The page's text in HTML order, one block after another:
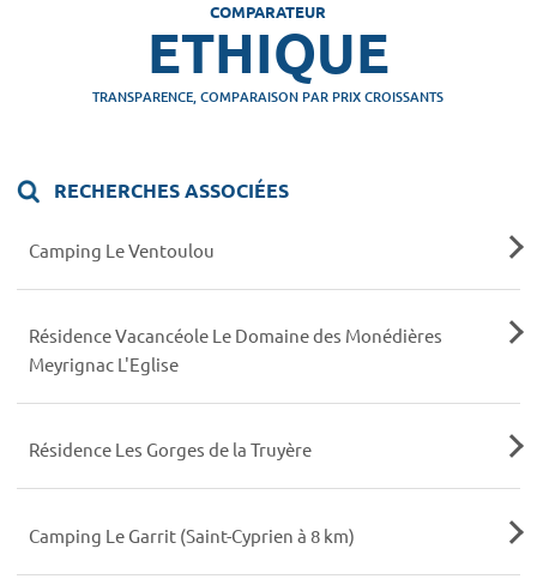
COMPARATEUR
ETHIQUE
TRANSPARENCE, COMPARAISON PAR PRIX CROISSANTS
RECHERCHES ASSOCIÉES
Camping Le Ventoulou
Résidence Vacancéole Le Domaine des Monédières
Meyrignac L'Eglise
Résidence Les Gorges de la Truyère
Camping Le Garrit (Saint-Cyprien à 8 km)